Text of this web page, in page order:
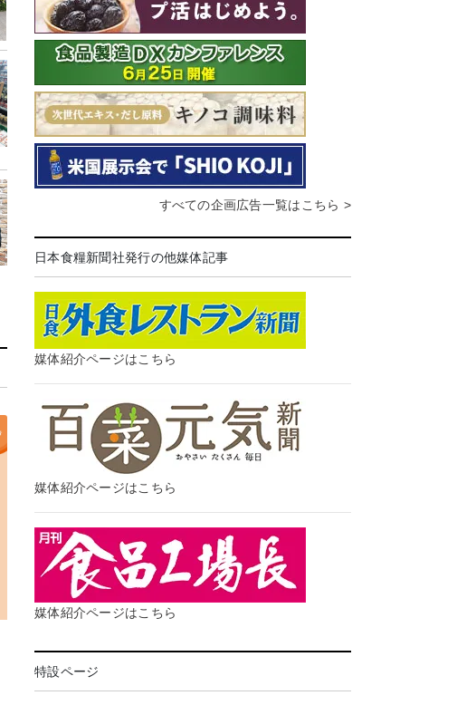
すべての企画広告一覧はこちら >
日本食糧新聞社発行の他媒体記事
媒体紹介ページはこちら
媒体紹介ページはこちら
媒体紹介ページはこちら
特設ページ